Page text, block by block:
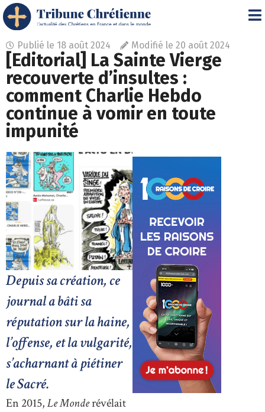
Publié le 18 août 2024 Modifié le 20 août 2024
[Editorial] La Sainte Vierge
recouverte d’insultes :
comment Charlie Hebdo
continue à vomir en toute
impunité
Depuis sa création, ce
journal a bâti sa
réputation sur la haine,
l’offense, et la vulgarité,
s’acharnant à piétiner
le Sacré.
En 2015,Le Monderévélait